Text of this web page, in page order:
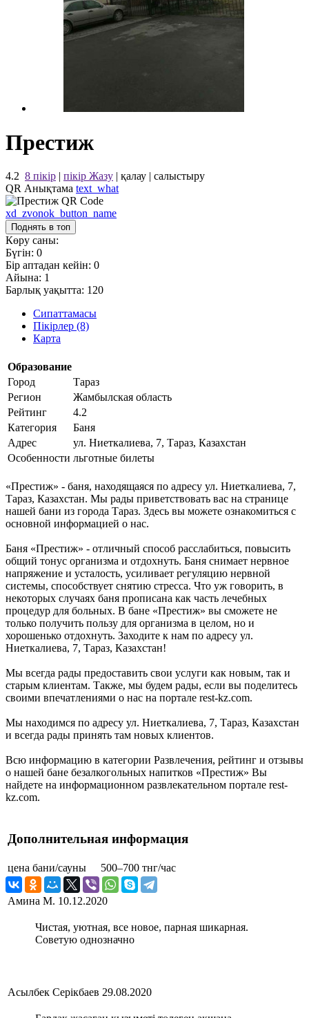
Престиж
4.2 8 пікір | пікір Жазу | қалау | салыстыру
QR Анықтама text_what
xd_zvonok_button_name
Поднять в топ
Көру саны:
Бүгін: 0
Бір аптадан кейін: 0
Айына: 1
Барлық уақытта: 120
Сипаттамасы
Пікірлер (8)
Карта
Образование
Город
Тараз
Регион
Жамбылская область
Рейтинг
4.2
Категория
Баня
Адрес
ул. Ниеткалиева, 7, Тараз, Казахстан
Особенности льготные билеты
«Престиж» - баня, находящаяся по адресу ул. Ниеткалиева, 7,
Тараз, Казахстан. Мы рады приветствовать вас на странице
нашей бани из города Тараз. Здесь вы можете ознакомиться с
основной информацией о нас.
Баня «Престиж» - отличный способ расслабиться, повысить
общий тонус организма и отдохнуть. Баня снимает нервное
напряжение и усталость, усиливает регуляцию нервной
системы, способствует снятию стресса. Что уж говорить, в
некоторых случаях баня прописана как часть лечебных
процедур для больных. В бане «Престиж» вы сможете не
только получить пользу для организма в целом, но и
хорошенько отдохнуть. Заходите к нам по адресу ул.
Ниеткалиева, 7, Тараз, Казахстан!
Мы всегда рады предоставить свои услуги как новым, так и
старым клиентам. Также, мы будем рады, если вы поделитесь
своими впечатлениями о нас на портале rest-kz.com.
Мы находимся по адресу ул. Ниеткалиева, 7, Тараз, Казахстан
и всегда рады принять там новых клиентов.
Всю информацию в категории Развлечения, рейтинг и отзывы
о нашей бане безалкогольных напитков «Престиж» Вы
найдете на информационном развлекательном портале rest-
kz.com.
Дополнительная информация
цена бани/сауны 500–700 тнг/час
Амина М. 10.12.2020
Чистая, уютная, все новое, парная шикарная.
Советую однозначно
Асылбек Серікбаев 29.08.2020